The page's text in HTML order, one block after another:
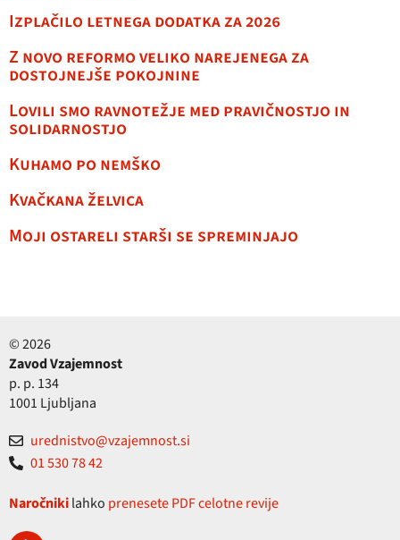
Izplačilo letnega dodatka za 2026
Z novo reformo veliko narejenega za
dostojnejše pokojnine
Lovili smo ravnotežje med pravičnostjo in
solidarnostjo
Kuhamo po nemško
Kvačkana želvica
Moji ostareli starši se spreminjajo
© 2026
Zavod Vzajemnost
p. p. 134
1001 Ljubljana
urednistvo@vzajemnost.si
01 530 78 42
Naročnikilahko prenesete PDF celotne revije